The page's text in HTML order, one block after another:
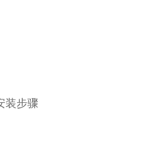
装步骤